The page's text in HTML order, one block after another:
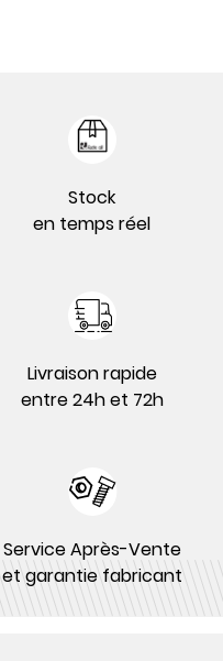
Stock
en temps réel
Livraison rapide
entre 24h et 72h
Service Après-Vente
et garantie fabricant